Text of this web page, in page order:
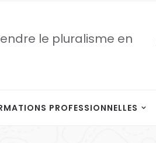
le pluralisme en
PROFESSIONNELLES